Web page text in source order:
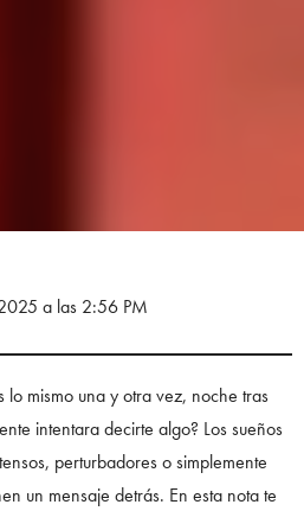
a las 2:56 PM
lo mismo una y otra vez, noche tras
intentara decirte algo? Los sueños
perturbadores o simplemente
un mensaje detrás. En esta nota te